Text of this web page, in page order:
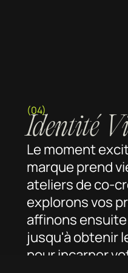
(04)
Identité
Le moment
marque prend
ateliers de co-
explorons vos
affinons
jusqu'à obtenir
pour incarner